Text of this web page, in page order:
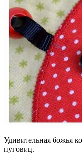
Удивительная божья
пуговиц.